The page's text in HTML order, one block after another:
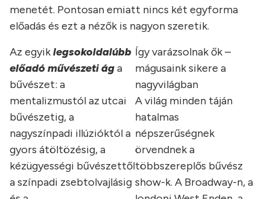
menetét. Pontosan emiatt nincs két egyforma
előadás és ezt a nézők is nagyon szeretik.
Így varázsolnak ők –
mágusaink sikere a
nagyvilágban
A világ minden táján
hatalmas
népszerűségnek
örvendnek a
többszereplős bűvész
show-k. A Broadway-n, a
Az egyiklegsokoldalúbb
előadó művészeti ága
bűvészet: a
mentalizmustól az utcai
bűvészetig, a
nagyszínpadi illúzióktól a
gyors átöltözésig, a
kézügyességi bűvészettől
a színpadi zsebtolvajlásig